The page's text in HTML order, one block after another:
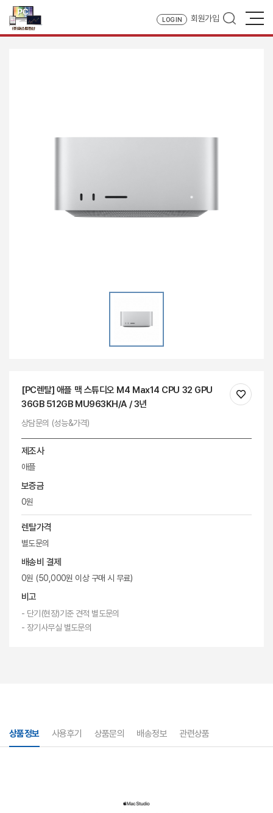
LOG IN 회원가입
[PC렌탈] 애플 맥 스튜디오 M4 Max14 CPU 32 GPU
36GB 512GB MU963KH/A / 3년
상담문의 (성능&가격)
제조사
애플
보증금
0원
렌탈가격
별도문의
배송비 결제
0원 (50,000원 이상 구매 시 무료)
비고
- 단기(현장)기준 견적 별도문의
- 장기사무실 별도문의
상품정보 사용후기 상품문의 배송정보 관련상품